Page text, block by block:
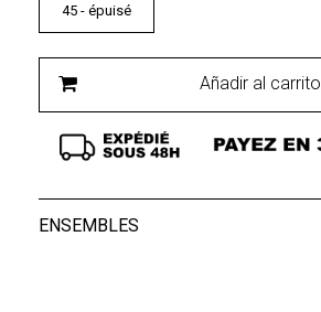
45 - épuisé
Añadir al carrito
ENSEMBLES